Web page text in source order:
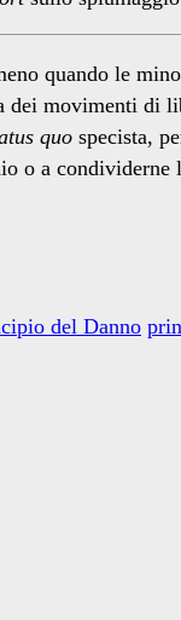
quando le
dei movimenti
quo specista,
o a condividerne
del Danno